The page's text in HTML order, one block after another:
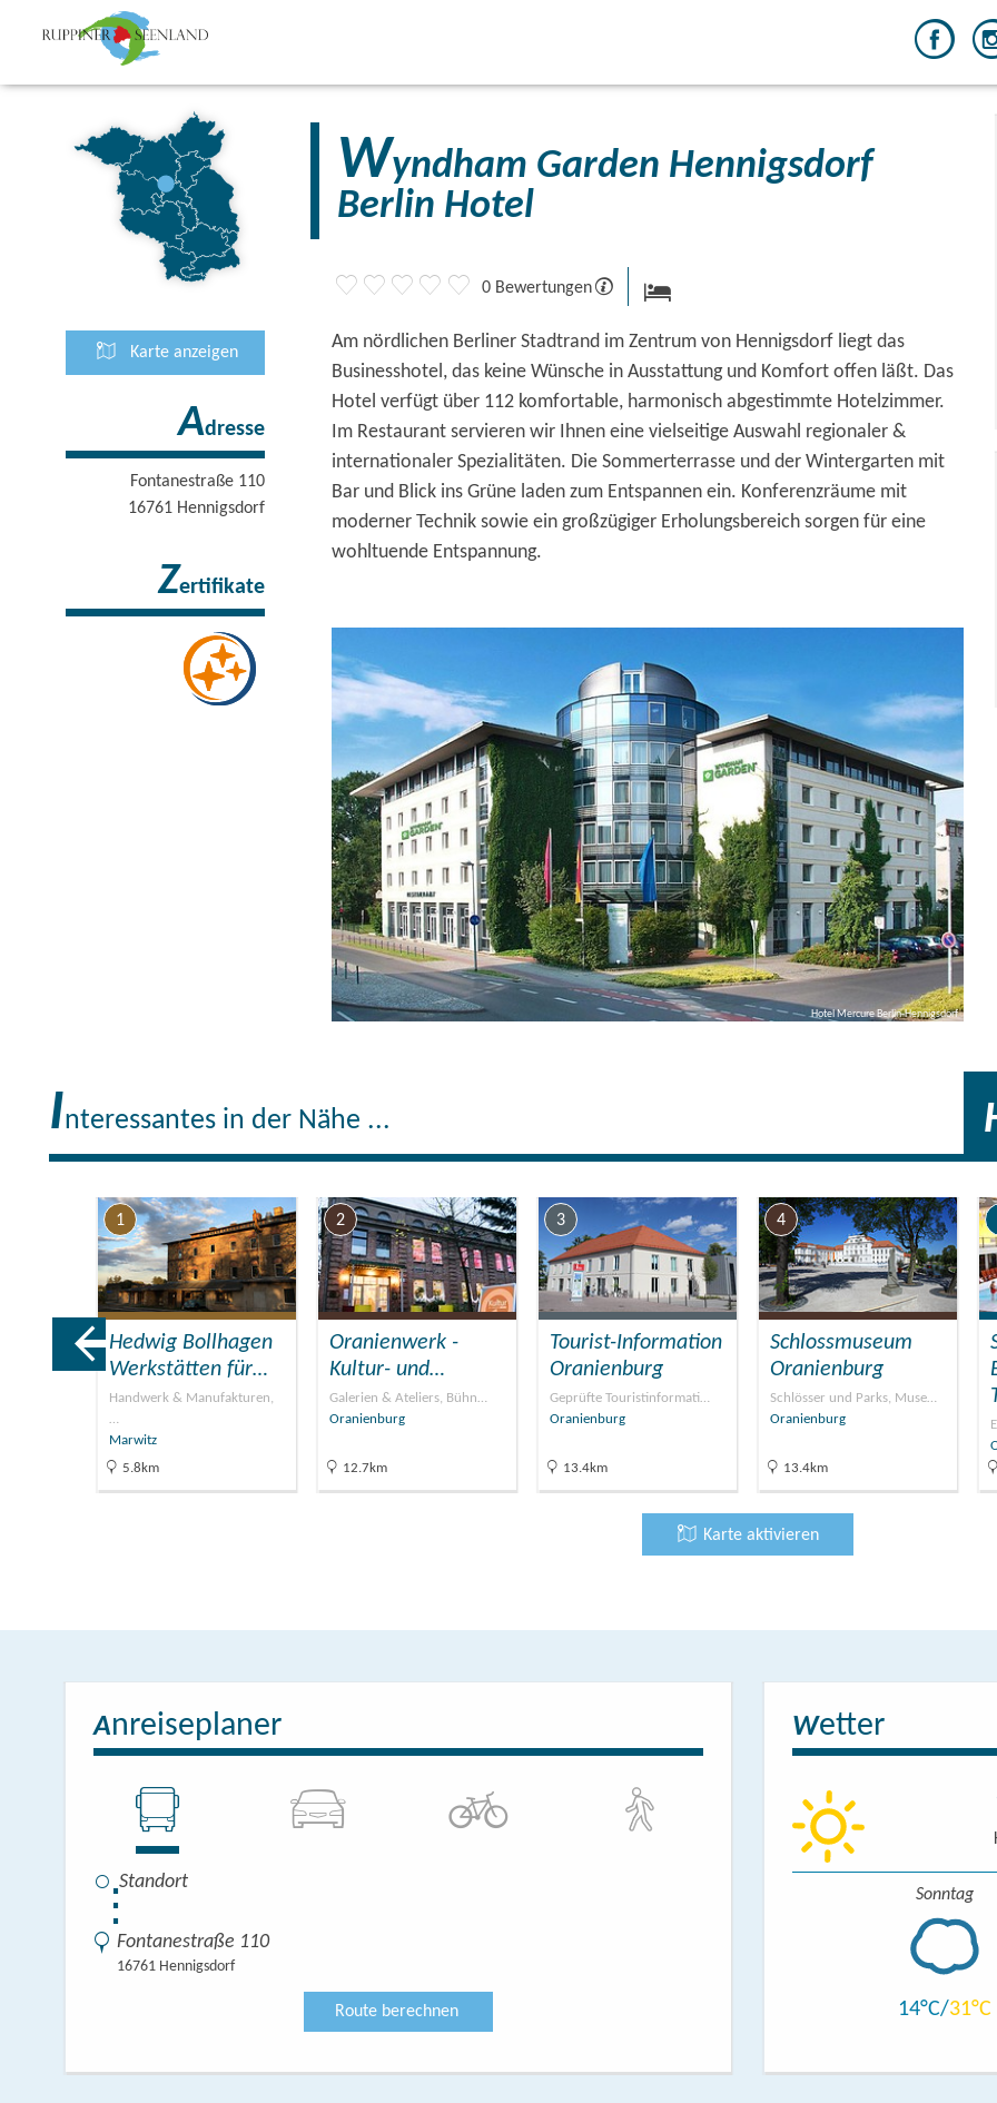
Karte anzeigen
Adresse
Fontanestraße 110
16761 Hennigsdorf
Zertifikate
Wyndham Garden Hennigsdorf
Berlin Hotel
0 Bewertungen
Am nördlichen Berliner Stadtrand im Zentrum von Hennigsdorf liegt das
Businesshotel, das keine Wünsche in Ausstattung und Komfort offen läßt. Das
Hotel verfügt über 112 komfortable, harmonisch abgestimmte Hotelzimmer.
Im Restaurant servieren wir Ihnen eine vielseitige Auswahl regionaler &
internationaler Spezialitäten. Die Sommerterrasse und der Wintergarten mit
Bar und Blick ins Grüne laden zum Entspannen ein. Konferenzräume mit
moderner Technik sowie ein großzügiger Erholungsbereich sorgen für eine
wohltuende Entspannung.
Hotel Mercure Berlin-Hennigsdorf
Interessantes in der Nähe ...
1
Hedwig Bollhagen
Werkstätten für…
Handwerk & Manufakturen,
…
Marwitz
5.8km
2
Oranienwerk -
Kultur- und…
Galerien & Ateliers, Bühn…
Oranienburg
12.7km
3
Tourist-Information
Oranienburg
Geprüfte Touristinformati…
Oranienburg
13.4km
4
Schlossmuseum
Oranienburg
Schlösser und Parks, Muse…
Oranienburg
13.4km
Karte aktivieren
Anreiseplaner
⋮
Fontanestraße 110
16761 Hennigsdorf
Route berechnen
Wetter
Sonntag
14 31